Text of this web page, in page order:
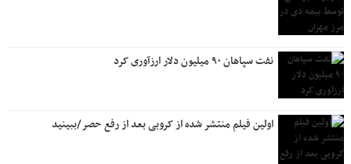
نفت سپاهان ۹۰ میلیون دلار ارزآوری کرد
اولین فیلم منتشر شده از کروبی بعد از رفع حصر/ببینید